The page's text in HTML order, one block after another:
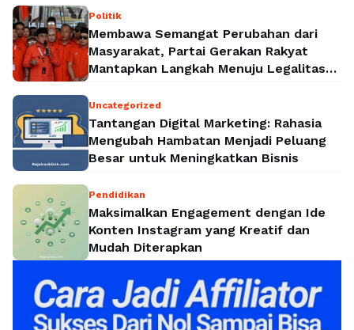
Politik
Membawa Semangat Perubahan dari
Masyarakat, Partai Gerakan Rakyat
Mantapkan Langkah Menuju Legalitas
Uncategorized
Tantangan Digital Marketing: Rahasia
Mengubah Hambatan Menjadi Peluang
Besar untuk Meningkatkan Bisnis
Pendidikan
Maksimalkan Engagement dengan Ide
Konten Instagram yang Kreatif dan
Mudah Diterapkan